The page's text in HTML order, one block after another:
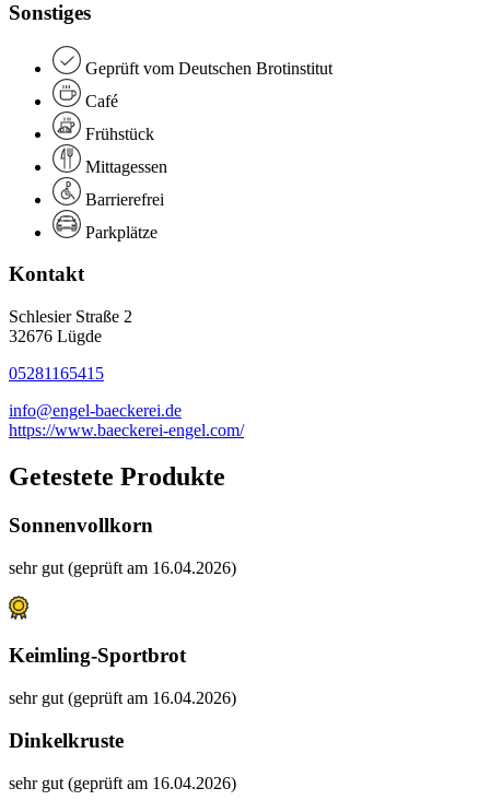
Sonstiges
Geprüft vom Deutschen Brotinstitut
Café
Frühstück
Mittagessen
Barrierefrei
Parkplätze
Kontakt
Schlesier Straße 2
32676 Lügde
05281165415
info@engel-baeckerei.de
https://www.baeckerei-engel.com/
Getestete Produkte
Sonnenvollkorn
sehr gut (geprüft am 16.04.2026)
Keimling-Sportbrot
sehr gut (geprüft am 16.04.2026)
Dinkelkruste
sehr gut (geprüft am 16.04.2026)